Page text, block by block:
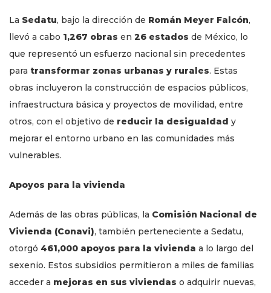
La Sedatu, bajo la dirección de Román Meyer Falcón,
llevó a cabo 1,267 obras en 26 estados de México, lo
que representó un esfuerzo nacional sin precedentes
para transformar zonas urbanas y rurales. Estas
obras incluyeron la construcción de espacios públicos,
infraestructura básica y proyectos de movilidad, entre
otros, con el objetivo de reducir la desigualdad y
mejorar el entorno urbano en las comunidades más
vulnerables.
Apoyos para la vivienda
Además de las obras públicas, la Comisión Nacional de
Vivienda (Conavi), también perteneciente a Sedatu,
otorgó 461,000 apoyos para la vivienda a lo largo del
sexenio. Estos subsidios permitieron a miles de familias
acceder a mejoras en sus viviendas o adquirir nuevas,